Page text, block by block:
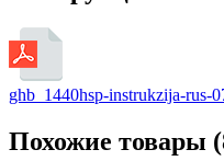
ghb_1440hsp-instrukzija-rus-
Похожие товары